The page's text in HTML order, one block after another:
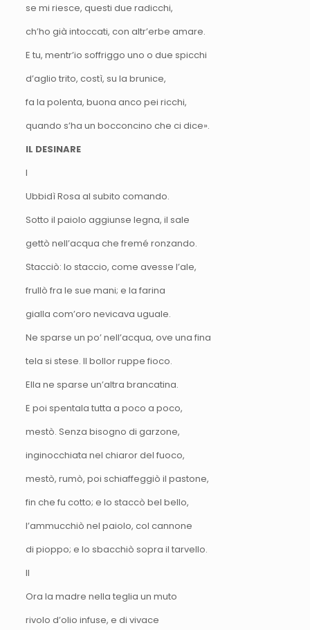
se mi riesce, questi due radicchi,
ch’ho già intoccati, con altr’erbe amare.
E tu, mentr’io soffriggo uno o due spicchi
d’aglio trito, costì, su la brunice,
fa la polenta, buona anco pei ricchi,
quando s’ha un bocconcino che ci dice».
IL DESINARE
I
Ubbidì Rosa al subito comando.
Sotto il paiolo aggiunse legna, il sale
gettò nell’acqua che fremé ronzando.
Stacciò: lo staccio, come avesse l’ale,
frullò fra le sue mani; e la farina
gialla com’oro nevicava uguale.
Ne sparse un po’ nell’acqua, ove una fina
tela si stese. Il bollor ruppe fioco.
Ella ne sparse un’altra brancatina.
E poi spentala tutta a poco a poco,
mestò. Senza bisogno di garzone,
inginocchiata nel chiaror del fuoco,
mestò, rumò, poi schiaffeggiò il pastone,
fin che fu cotto; e lo staccò bel bello,
l’ammucchiò nel paiolo, col cannone
di pioppo; e lo sbacchiò sopra il tarvello.
II
Ora la madre nella teglia un muto
rivolo d’olio infuse, e di vivace